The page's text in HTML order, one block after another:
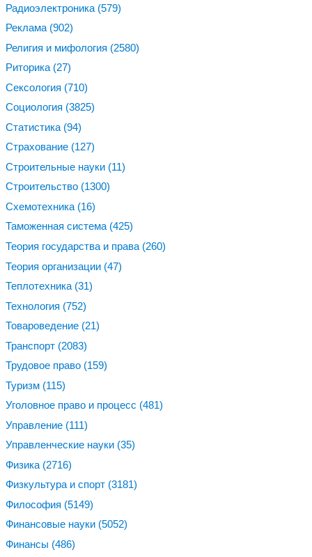
Радиоэлектроника (579)
Реклама (902)
Религия и мифология (2580)
Риторика (27)
Сексология (710)
Социология (3825)
Статистика (94)
Страхование (127)
Строительные науки (11)
Строительство (1300)
Схемотехника (16)
Таможенная система (425)
Теория государства и права (260)
Теория организации (47)
Теплотехника (31)
Технология (752)
Товароведение (21)
Транспорт (2083)
Трудовое право (159)
Туризм (115)
Уголовное право и процесс (481)
Управление (111)
Управленческие науки (35)
Физика (2716)
Физкультура и спорт (3181)
Философия (5149)
Финансовые науки (5052)
Финансы (486)